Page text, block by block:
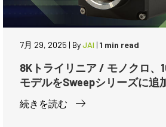
7月 29, 2025 | ByJAI | 1 min read
8Kトライリニア / モノクロ、
モデルをSweepシリーズに追
続きを読む